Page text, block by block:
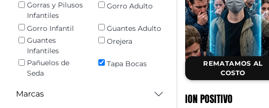
Gorras y Pilusos
Infantiles
Gorro Adulto
Gorro Infantil
Guantes Adulto
Guantes
Infantiles
Orejera
Pañuelos de
Seda
Tapa Bocas
Marcas
REMATAMOS AL
COSTO
ION POSITIVO